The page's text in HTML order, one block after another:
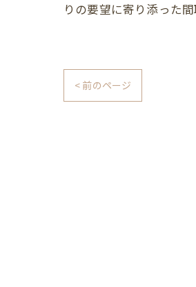
りの要望に寄り添った
< 前のページ